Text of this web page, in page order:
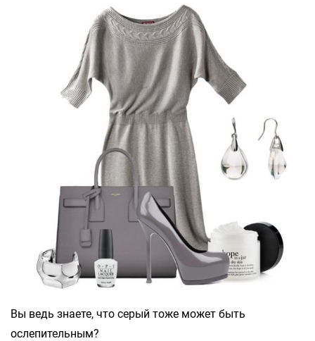
Вы ведь знаете, что серый тоже может быть
ослепительным?